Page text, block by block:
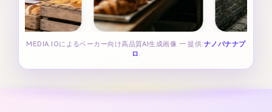
MEDIA.IOによるベーカー向け高品質AI生成画像 — 提供:ナノバナナプ
ロ.